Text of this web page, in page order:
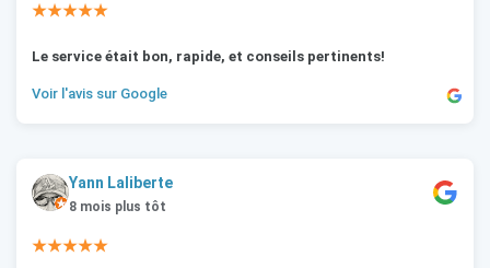
★★★★★
Le service était bon, rapide, et conseils pertinents!
Voir l'avis sur Google
Yann Laliberte
8 mois plus tôt
★★★★★